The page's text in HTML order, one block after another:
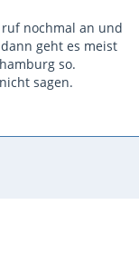
nochmal an und
geht es meist
so.
sagen.